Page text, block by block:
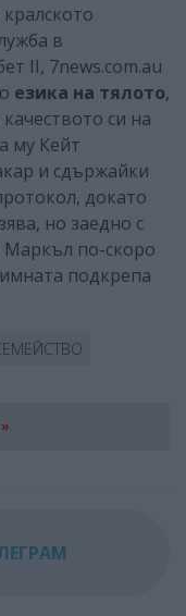
в
II, 7news.com.au
езика на тялото,
си на
му Кейт
и сдържайки
докато
но заедно с
Маркъл по-скоро
подкрепа